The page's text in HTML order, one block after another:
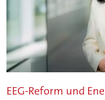
EEG-Reform und